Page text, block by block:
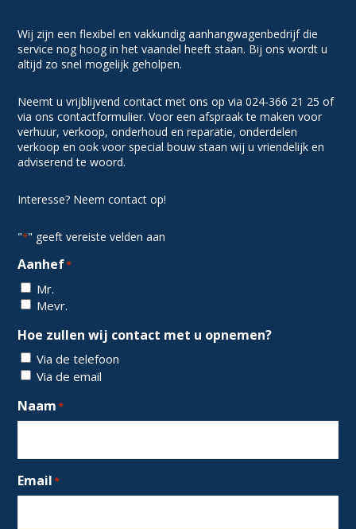
Wij zijn een flexibel en vakkundig aanhangwagenbedrijf die
service nog hoog in het vaandel heeft staan. Bij ons wordt u
altijd zo snel mogelijk geholpen.
Neemt u vrijblijvend contact met ons op via 024-366 21 25 of
via ons contactformulier. Voor een afspraak te maken voor
verhuur, verkoop, onderhoud en reparatie, onderdelen
verkoop en ook voor special bouw staan wij u vriendelijk en
adviserend te woord.
Interesse? Neem contact op!
"*" geeft vereiste velden aan
Aanhef*
Mr.
Mevr.
Hoe zullen wij contact met u opnemen?
Via de telefoon
Via de email
Naam*
Email*